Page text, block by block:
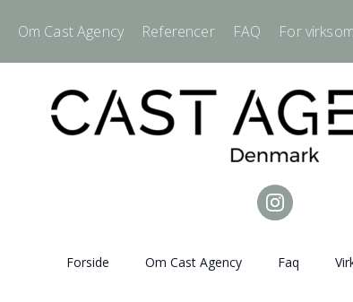
Om Cast Agency Referencer FAQ For
Forside Om Cast Agency Faq